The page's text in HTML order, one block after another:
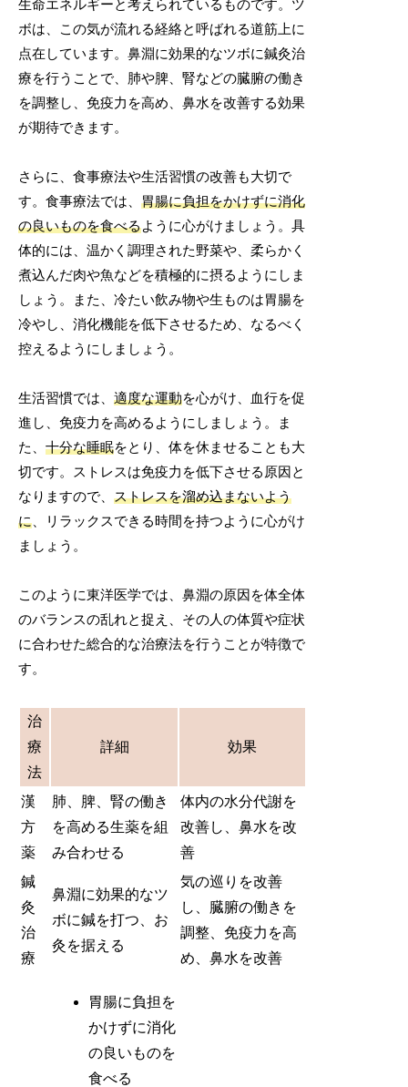
生命エネルギーと考えられているものです。ツ
ボは、この気が流れる経絡と呼ばれる道筋上に
点在しています。鼻淵に効果的なツボに鍼灸治
療を行うことで、肺や脾、腎などの臓腑の働き
を調整し、免疫力を高め、鼻水を改善する効果
が期待できます。
さらに、食事療法や生活習慣の改善も大切で
す。食事療法では、胃腸に負担をかけずに消化
の良いものを食べるように心がけましょう。具
体的には、温かく調理された野菜や、柔らかく
煮込んだ肉や魚などを積極的に摂るようにしま
しょう。また、冷たい飲み物や生ものは胃腸を
冷やし、消化機能を低下させるため、なるべく
控えるようにしましょう。
生活習慣では、適度な運動を心がけ、血行を促
進し、免疫力を高めるようにしましょう。ま
た、十分な睡眠をとり、体を休ませることも大
切です。ストレスは免疫力を低下させる原因と
なりますので、ストレスを溜め込まないよう
に 、リラックスできる時間を持つように心がけ
ましょう。
このように東洋医学では、鼻淵の原因を体全体
のバランスの乱れと捉え、その人の体質や症状
に合わせた総合的な治療法を行うことが特徴で
す。
治
療
法
詳細 効果
漢
方
薬
肺、脾、腎の働き
を高める生薬を組
み合わせる
体内の水分代謝を
改善し、鼻水を改
善
鍼
灸
治
療
鼻淵に効果的なツ
ボに鍼を打つ、お
灸を据える
気の巡りを改善
し、臓腑の働きを
調整、免疫力を高
め、鼻水を改善
胃腸に負担を
かけずに消化
の良いものを
食べる